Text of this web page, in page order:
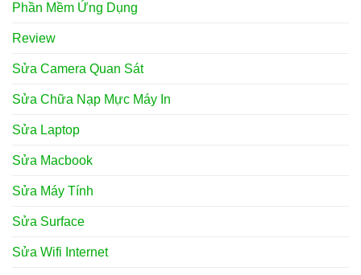
Phần Mềm Ứng Dụng
Review
Sửa Camera Quan Sát
Sửa Chữa Nạp Mực Máy In
Sửa Laptop
Sửa Macbook
Sửa Máy Tính
Sửa Surface
Sửa Wifi Internet